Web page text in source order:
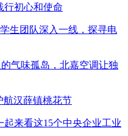
行初心和使命
生团队深入一线，探寻电
气味孤岛，北嘉空调让独
航汉薛镇桃花节
来看这15个中央企业工业